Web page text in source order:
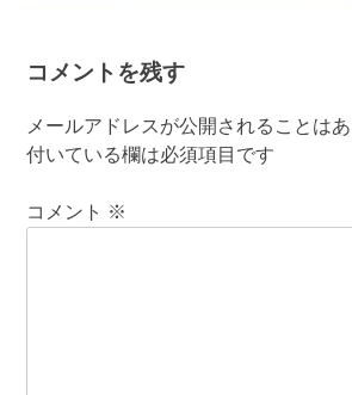
コメントを残す
メールアドレスが公開されることはあ
付いている欄は必須項目です
コメント ※